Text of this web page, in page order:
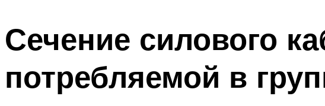
Сечение силового
потребляемой в